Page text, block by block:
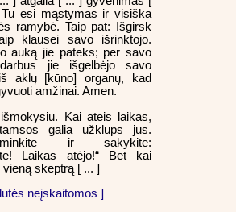
esi mąstymas ir visiška
ramybė. Taip pat: Išgirsk
klausei savo išrinktojo.
auką jie pateks; per savo
jie išgelbėjo savo
aklų [kūno] organų, kad
amžinai. Amen.
Kai ateis laikas,
galia užklups jus.
ir sakykite:
Laikas atėjo!“ Bet kai
skeptrą [ ... ]
neįskaitomos ]